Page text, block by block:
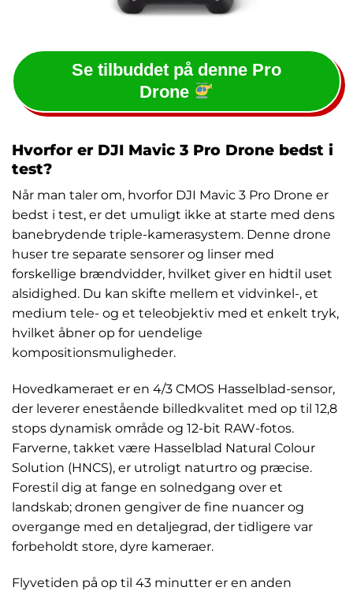
Se tilbuddet på denne Pro
Drone
Hvorfor er DJI Mavic 3 Pro Drone bedst i
test?
Når man taler om, hvorfor DJI Mavic 3 Pro Drone er
bedst i test, er det umuligt ikke at starte med dens
banebrydende triple-kamerasystem. Denne drone
huser tre separate sensorer og linser med
forskellige brændvidder, hvilket giver en hidtil uset
alsidighed. Du kan skifte mellem et vidvinkel-, et
medium tele- og et teleobjektiv med et enkelt tryk,
hvilket åbner op for uendelige
kompositionsmuligheder.
Hovedkameraet er en 4/3 CMOS Hasselblad-sensor,
der leverer enestående billedkvalitet med op til 12,8
stops dynamisk område og 12-bit RAW-fotos.
Farverne, takket være Hasselblad Natural Colour
Solution (HNCS), er utroligt naturtro og præcise.
Forestil dig at fange en solnedgang over et
landskab; dronen gengiver de fine nuancer og
overgange med en detaljegrad, der tidligere var
forbeholdt store, dyre kameraer.
Flyvetiden på op til 43 minutter er en anden